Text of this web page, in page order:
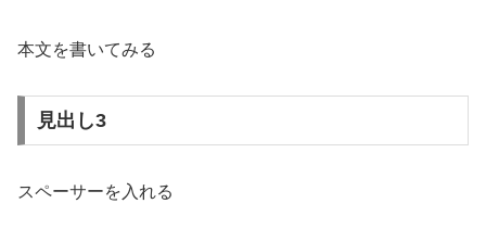
本文を書いてみる
見出し3
スペーサーを入れる